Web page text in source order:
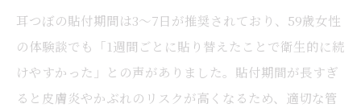
耳つぼの貼付期間は3～7日が推奨されており、59歳女性
の体験談でも「1週間ごとに貼り替えたことで衛生的に続
けやすかった」との声がありました。貼付期間が長すぎ
ると皮膚炎やかぶれのリスクが高くなるため、適切な管